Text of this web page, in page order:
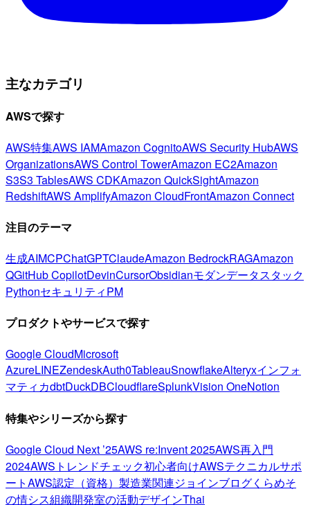
主なカテゴリ
AWSで探す
AWS特集AWS IAMAmazon CognitoAWS Security HubAWS
OrganizationsAWS Control TowerAmazon EC2Amazon
S3S3 TablesAWS CDKAmazon QuickSightAmazon
RedshiftAWS AmplifyAmazon CloudFrontAmazon Connect
注目のテーマ
生成AIMCPChatGPTClaudeAmazon BedrockRAGAmazon
QGitHub CopilotDevinCursorObsidianモダンデータスタック
PythonセキュリティPM
プロダクトやサービスで探す
Google CloudMicrosoft
AzureLINEZendeskAuth0TableauSnowflakeAlteryxインフォ
マティカdbtDuckDBCloudflareSplunkVision OneNotion
特集やシリーズから探す
Google Cloud Next ’25AWS re:Invent 2025AWS再入門
2024AWSトレンドチェック初心者向けAWSテクニカルサポ
ートAWS認定（資格） 製造業関連ジョインブログくらめそ
の情シス組織開発室の活動デザインThai